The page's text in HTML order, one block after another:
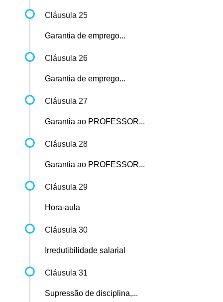
Cláusula 25
Garantia de emprego...
Cláusula 26
Garantia de emprego...
Cláusula 27
Garantia ao PROFESSOR...
Cláusula 28
Garantia ao PROFESSOR...
Cláusula 29
Hora-aula
Cláusula 30
Irredutibilidade salarial
Cláusula 31
Supressão de disciplina,...